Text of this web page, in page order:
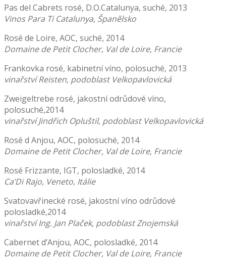
Pas del Cabrets rosé, D.O.Catalunya, suché, 2013
Vinos Para Ti Catalunya, Španělsko
Rosé de Loire, AOC, suché, 2014
Domaine de Petit Clocher, Val de Loire, Francie
Frankovka rosé, kabinetní víno, polosuché, 2013
vinařství Reisten, podoblast Velkopavlovická
Zweigeltrebe rosé, jakostní odrůdové víno,
polosuché,2014
vinařství Jindřich Opluštil, podoblast Velkopavlovická
Rosé d Anjou, AOC, polosuché, 2014
Domaine de Petit Clocher, Val de Loire, Francie
Rosé Frizzante, IGT, polosladké, 2014
Ca’Di Rajo, Veneto, Itálie
Svatovavřinecké rosé, jakostní víno odrůdové
polosladké,2014
vinařství Ing. Jan Plaček, podoblast Znojemská
Cabernet d’Anjou, AOC, polosladké, 2014
Domaine de Petit Clocher, Val de Loire, Francie